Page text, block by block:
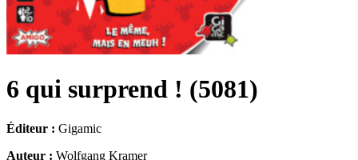
6 qui surprend ! (5081)
Éditeur : Gigamic
Auteur : Wolfgang Kramer